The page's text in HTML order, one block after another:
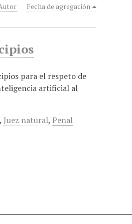
Fecha de agregación
para el respeto de
artificial al
, Juez natural, Penal